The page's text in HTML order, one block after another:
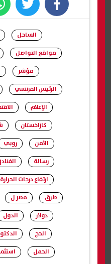
facebook
twitter
الساحل
مواقع التواصل
مؤشر
الرئيس الفرنسي
الإعلام
كازاخستان
الأمن
روبي
رسالة
ارتفاع درجات الحرارة
طرق
مصر ل
دولار
الدول
الحج
الحمل